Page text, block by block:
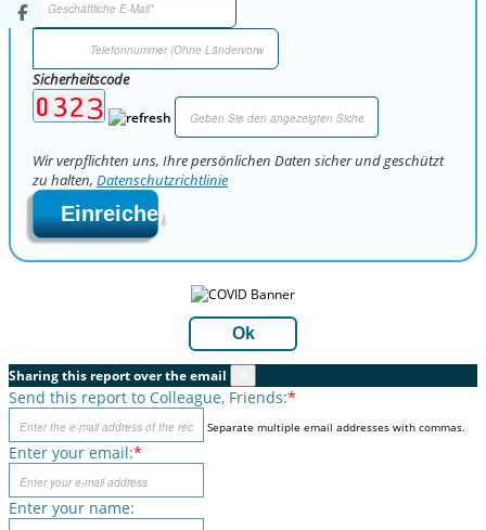
Sicherheitscode
Wir verpflichten uns, Ihre persönlichen Daten sicher und geschützt
zu halten, Datenschutzrichtlinie
Einreichen
Ok
Sharing this report over the email
Send this report to Colleague, Friends:*
Separate multiple email addresses with commas.
Enter your email:*
Enter your name: